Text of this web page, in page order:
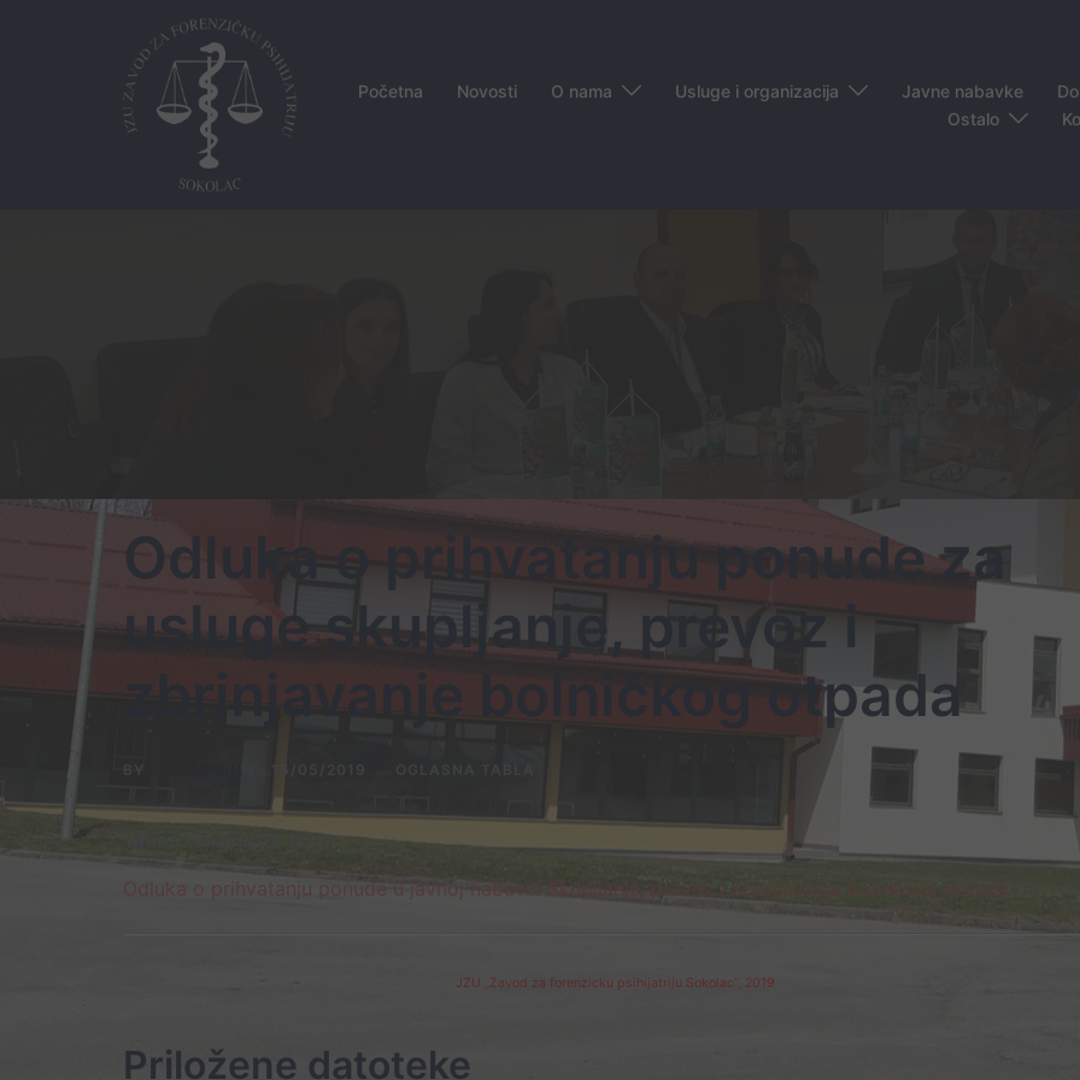
Početna Novosti O nama Usluge i organizacija Javne nabavke
Ostalo
Odluka o prihvatanju ponude za
usluge skupljanje, prevoz i
zbrinjavanje bolničkog otpada
Odluka o prihvatanju ponude u javnoj nabavci Skupljanje, prevoz i zbrinjavanje bolničkog otpada
JZU „Zavod za forenzicku psihijatriju Sokolac“, 2019
Priložene datoteke